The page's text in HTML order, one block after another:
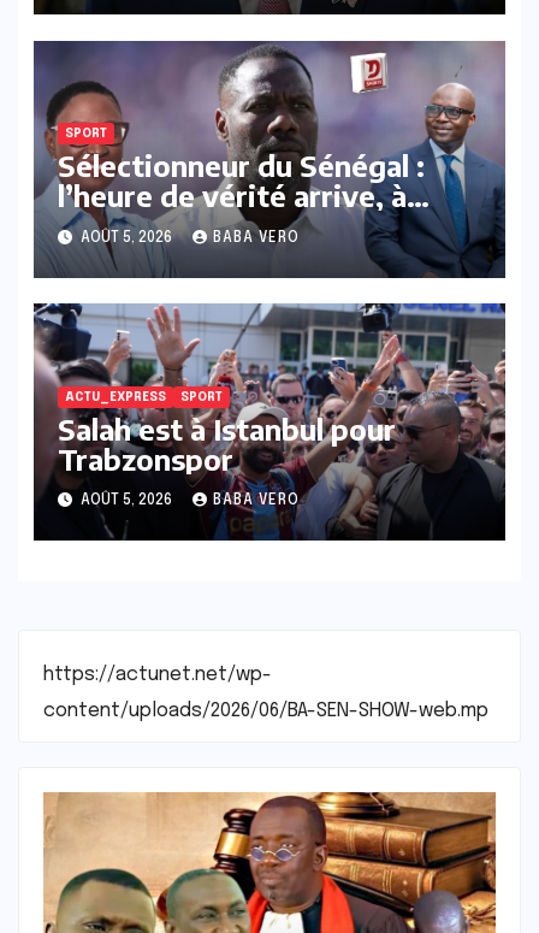
abandonné
SPORT
Sélectionneur du Sénégal :
l’heure de vérité arrive, à
quand un cap clair ?
AOÛT 5, 2026 BABA VERO
ACTU_EXPRESS SPORT
Salah est à Istanbul pour
Trabzonspor
AOÛT 5, 2026 BABA VERO
https://actunet.net/wp-
content/uploads/2026/06/BA-SEN-SHOW-web.mp